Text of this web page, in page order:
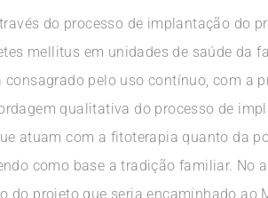
do processo de implantação do
mellitus em unidades de saúde da
pelo uso contínuo, com a
qualitativa do processo de
atuam com a fitoterapia quanto da
como base a tradição familiar. No
do projeto que seria encaminhado